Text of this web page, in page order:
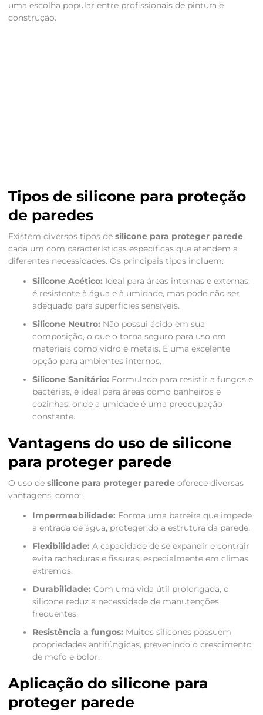
uma escolha popular entre profissionais de pintura e
construção.
Tipos de silicone para proteção
de paredes
Existem diversos tipos de silicone para proteger parede,
cada um com características específicas que atendem a
diferentes necessidades. Os principais tipos incluem:
Silicone Acético: Ideal para áreas internas e externas,
é resistente à água e à umidade, mas pode não ser
adequado para superfícies sensíveis.
Silicone Neutro: Não possui ácido em sua
composição, o que o torna seguro para uso em
materiais como vidro e metais. É uma excelente
opção para ambientes internos.
Silicone Sanitário: Formulado para resistir a fungos e
bactérias, é ideal para áreas como banheiros e
cozinhas, onde a umidade é uma preocupação
constante.
Vantagens do uso de silicone
para proteger parede
O uso de silicone para proteger paredeoferece diversas
vantagens, como:
Impermeabilidade: Forma uma barreira que impede
a entrada de água, protegendo a estrutura da parede.
Flexibilidade: A capacidade de se expandir e contrair
evita rachaduras e fissuras, especialmente em climas
extremos.
Durabilidade: Com uma vida útil prolongada, o
silicone reduz a necessidade de manutenções
frequentes.
Resistência a fungos: Muitos silicones possuem
propriedades antifúngicas, prevenindo o crescimento
de mofo e bolor.
Aplicação do silicone para
proteger parede